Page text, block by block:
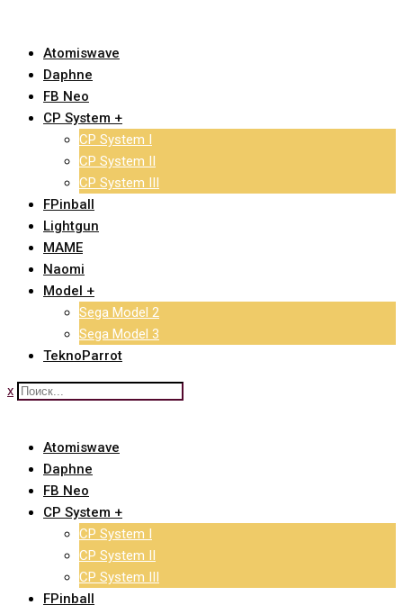
contentAtomiswave
Daphne
FB Neo
CP System +
CP System I
CP System II
CP System III
FPinball
Lightgun
MAME
Naomi
Model +
Sega Model 2
Sega Model 3
TeknoParrot
x
Atomiswave
Daphne
FB Neo
CP System +
CP System I
CP System II
CP System III
FPinball